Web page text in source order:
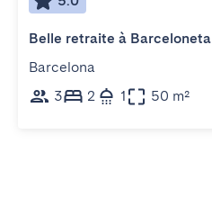
Belle retraite à Barceloneta
Barcelona
3
2 1 50 m²